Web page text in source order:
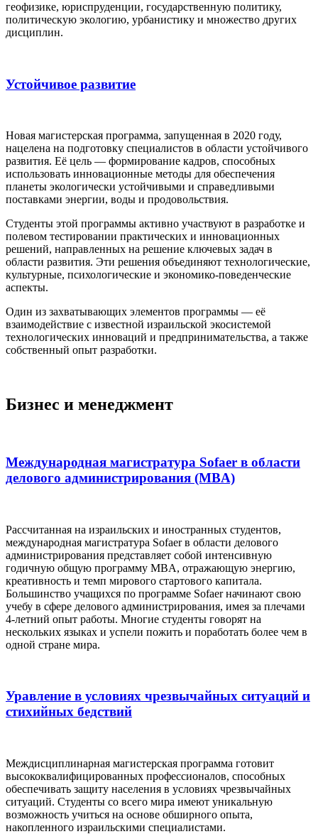
геофизике, юриспруденции, государственную политику,
политическую экологию, урбанистику и множество других
дисциплин.
Устойчивое развитие
Новая магистерская программа, запущенная в 2020 году,
нацелена на подготовку специалистов в области устойчивого
развития. Её цель — формирование кадров, способных
использовать инновационные методы для обеспечения
планеты экологически устойчивыми и справедливыми
поставками энергии, воды и продовольствия.
Студенты этой программы активно участвуют в разработке и
полевом тестировании практических и инновационных
решений, направленных на решение ключевых задач в
области развития. Эти решения объединяют технологические,
культурные, психологические и экономико-поведенческие
аспекты.
Один из захватывающих элементов программы — её
взаимодействие с известной израильской экосистемой
технологических инноваций и предпринимательства, а также
собственный опыт разработки.
Бизнес и менеджмент
Международная магистратура Sofaer в области
делового администрирования (MBA)
Рассчитанная на израильских и иностранных студентов,
международная магистратура Sofaer в области делового
администрирования представляет собой интенсивную
годичную общую программу MBA, отражающую энергию,
креативность и темп мирового стартового капитала.
Большинство учащихся по программе Sofaer начинают свою
учебу в сфере делового администрирования, имея за плечами
4-летний опыт работы. Многие студенты говорят на
нескольких языках и успели пожить и поработать более чем в
одной стране мира.
Уравление в условиях чрезвычайных ситуаций и
стихийных бедствий
Междисциплинарная магистерская программа готовит
высококвалифицированных профессионалов, способных
обеспечивать защиту населения в условиях чрезвычайных
ситуаций. Студенты со всего мира имеют уникальную
возможность учиться на основе обширного опыта,
накопленного израильскими специалистами.